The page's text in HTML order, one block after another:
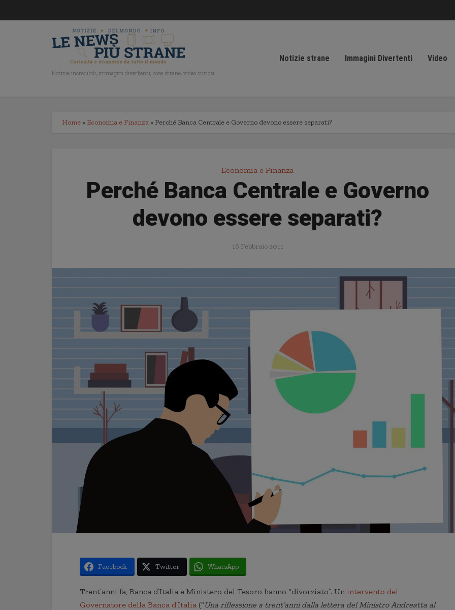
Notizie incredibili, immagini divertenti, cose strane, video curiosi
Notizie strane Immagini Divertenti Video
Home » Economia e Finanza » Perché Banca Centrale e Governo devono essere separati?
Economia e Finanza
Perché Banca Centrale e Governo
devono essere separati?
16 Febbraio 2011
Facebook Twitter WhatsApp
Trent’anni fa, Banca d’Italia e Ministero del Tesoro hanno “divorziato”. Un intervento del
Governatore della Banca d’Italia (“Una riflessione a trent’anni dalla lettera del Ministro Andreatta al